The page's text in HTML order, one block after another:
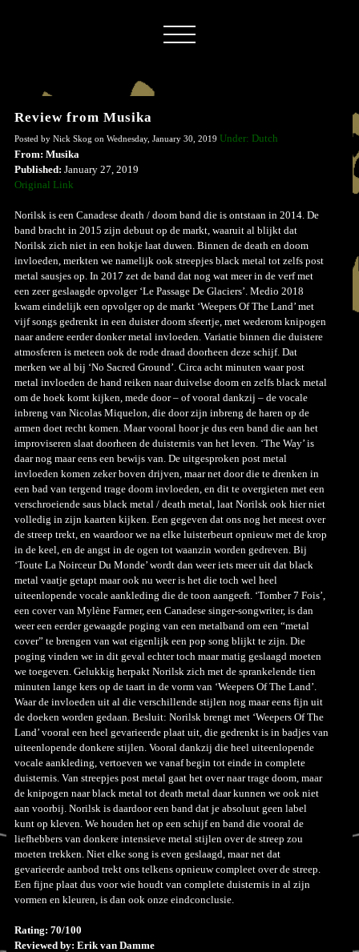
Review from Musika
Posted by Nick Skog on Wednesday, January 30, 2019 Under: Dutch
From: Musika
Published: January 27, 2019
Original Link
Norilsk is een Canadese death / doom band die is ontstaan in 2014. De
band bracht in 2015 zijn debuut op de markt, waaruit al blijkt dat
Norilsk zich niet in een hokje laat duwen. Binnen de death en doom
invloeden, merkten we namelijk ook streepjes black metal tot zelfs post
metal sausjes op. In 2017 zet de band dat nog wat meer in de verf met
een zeer geslaagde opvolger ‘Le Passage De Glaciers’. Medio 2018
kwam eindelijk een opvolger op de markt ‘Weepers Of The Land’ met
vijf songs gedrenkt in een duister doom sfeertje, met wederom knipogen
naar andere eerder donker metal invloeden. Variatie binnen die duistere
atmosferen is meteen ook de rode draad doorheen deze schijf. Dat
merken we al bij ‘No Sacred Ground’. Circa acht minuten waar post
metal invloeden de hand reiken naar duivelse doom en zelfs black metal
om de hoek komt kijken, mede door – of vooral dankzij – de vocale
inbreng van Nicolas Miquelon, die door zijn inbreng de haren op de
armen doet recht komen. Maar vooral hoor je dus een band die aan het
improviseren slaat doorheen de duisternis van het leven. ‘The Way’ is
daar nog maar eens een bewijs van. De uitgesproken post metal
invloeden komen zeker boven drijven, maar net door die te drenken in
een bad van tergend trage doom invloeden, en dit te overgieten met een
verschroeiende saus black metal / death metal, laat Norilsk ook hier niet
volledig in zijn kaarten kijken. Een gegeven dat ons nog het meest over
de streep trekt, en waardoor we na elke luisterbeurt opnieuw met de krop
in de keel, en de angst in de ogen tot waanzin worden gedreven. Bij
‘Toute La Noirceur Du Monde’ wordt dan weer iets meer uit dat black
metal vaatje getapt maar ook nu weer is het die toch wel heel
uiteenlopende vocale aankleding die de toon aangeeft. ‘Tomber 7 Fois’,
een cover van Mylène Farmer, een Canadese singer-songwriter, is dan
weer een eerder gewaagde poging van een metalband om een “metal
cover” te brengen van wat eigenlijk een pop song blijkt te zijn. Die
poging vinden we in dit geval echter toch maar matig geslaagd moeten
we toegeven. Gelukkig herpakt Norilsk zich met de sprankelende tien
minuten lange kers op de taart in de vorm van ‘Weepers Of The Land’.
Waar de invloeden uit al die verschillende stijlen nog maar eens fijn uit
de doeken worden gedaan. Besluit: Norilsk brengt met ‘Weepers Of The
Land’ vooral een heel gevarieerde plaat uit, die gedrenkt is in badjes van
uiteenlopende donkere stijlen. Vooral dankzij die heel uiteenlopende
vocale aankleding, vertoeven we vanaf begin tot einde in complete
duisternis. Van streepjes post metal gaat het over naar trage doom, maar
de knipogen naar black metal tot death metal daar kunnen we ook niet
aan voorbij. Norilsk is daardoor een band dat je absoluut geen label
kunt op kleven. We houden het op een schijf en band die vooral de
liefhebbers van donkere intensieve metal stijlen over de streep zou
moeten trekken. Niet elke song is even geslaagd, maar net dat
gevarieerde aanbod trekt ons telkens opnieuw compleet over de streep.
Een fijne plaat dus voor wie houdt van complete duisternis in al zijn
vormen en kleuren, is dan ook onze eindconclusie.
Rating: 70/100
Reviewed by: Erik van Damme